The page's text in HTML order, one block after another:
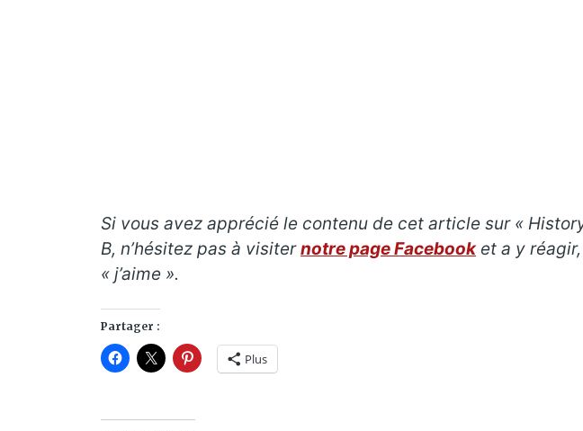
Si vous avez apprécié le contenu de cet article sur «
B, n’hésitez pas à visiternotre page Facebooket a y réagir,
« j’aime ».
Partager :
Plus